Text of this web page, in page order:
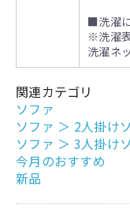
■洗濯
※洗濯
洗濯ネ
関連カテゴリ
ソファ
ソファ ＞ 2人掛け
ソファ ＞ 3人掛け
今月のおすすめ
新品